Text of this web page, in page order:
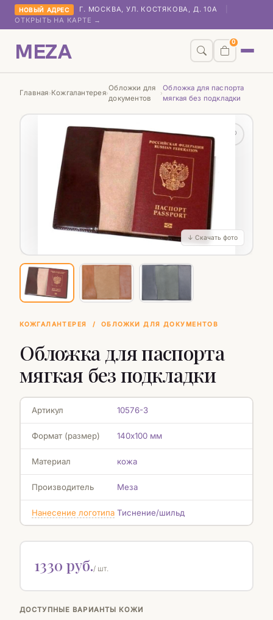
НОВЫЙ АДРЕС Г. МОСКВА, УЛ. КОСТЯКОВА, Д. 10А
ОТКРЫТЬ НА КАРТЕ →
MEZA 0
Главная›Кожгалантерея›
Обложки для
документов
›
Обложка для паспорта
мягкая без подкладки
♡
↓ Скачать фото
КОЖГАЛАНТЕРЕЯ / ОБЛОЖКИ ДЛЯ ДОКУМЕНТОВ
Обложка для паспорта
мягкая без подкладки
Артикул 10576-3
Формат (размер) 140х100 мм
Материал кожа
Производитель Меза
Нанесение логотипа Тиснение/шильд
1330 руб./ шт.
ДОСТУПНЫЕ ВАРИАНТЫ КОЖИ